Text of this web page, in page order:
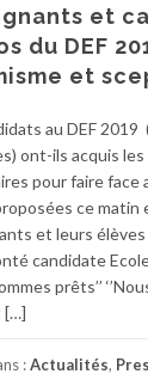
et
du DEF
et
au DEF
ont-ils acquis
pour faire face
ce matin
et leurs
candidate
prêts’’
[…]
:Actualités,